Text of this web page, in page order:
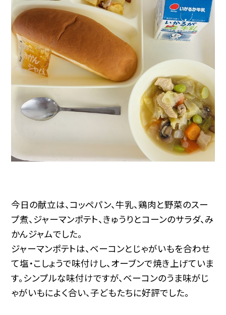
今日の献立は、コッペパン、牛乳、鶏肉と野菜のスー
プ煮、ジャーマンポテト、きゅうりとコーンのサラダ、み
かんジャムでした。
ジャーマンポテトは、ベーコンとじゃがいもを合わせ
て塩・こしょうで味付けし、オーブンで焼き上げていま
す。シンプルな味付けですが、ベーコンのうま味がじ
ゃがいもによく合い、子どもたちに好評でした。